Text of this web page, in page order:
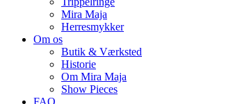
Mira Maja
Herresmykker
Om os
Butik & Værksted
Historie
Om Mira Maja
Show Pieces
FAQ